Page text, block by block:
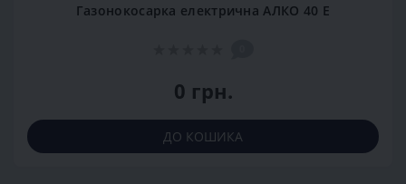
Газонокосарка електрична АЛКО 40 Е
0 грн.
ДО КОШИКА